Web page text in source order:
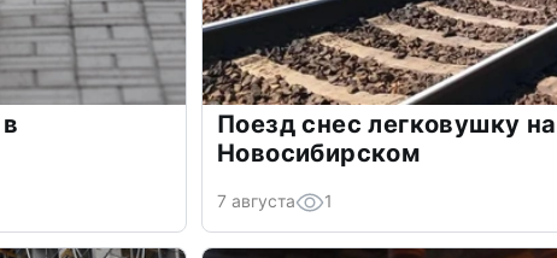
Поезд снес легковушку
Новосибирском
7 августа 1